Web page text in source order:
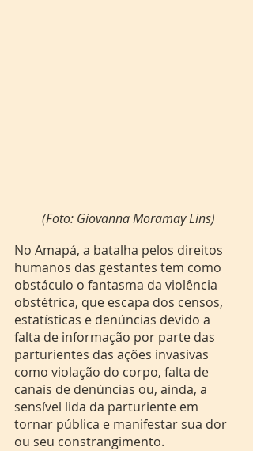
(Foto: Giovanna Moramay Lins)
No Amapá, a batalha pelos direitos
humanos das gestantes tem como
obstáculo o fantasma da violência
obstétrica, que escapa dos censos,
estatísticas e denúncias devido a
falta de informação por parte das
parturientes das ações invasivas
como violação do corpo, falta de
canais de denúncias ou, ainda, a
sensível lida da parturiente em
tornar pública e manifestar sua dor
ou seu constrangimento.